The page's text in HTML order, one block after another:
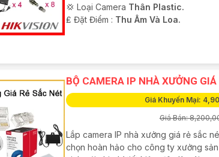
💢 Loại Camera Thân Plastic.
️₤ Đặt Điểm : Thu Âm Và Loa.
BỘ CAMERA IP NHÀ XƯỞNG GIÁ
Giá Khuyến Mại:
Giá Bán:
Lắp camera IP nhà xưởng giá rẻ sắc
chọn hoàn hảo cho công ty xưởng